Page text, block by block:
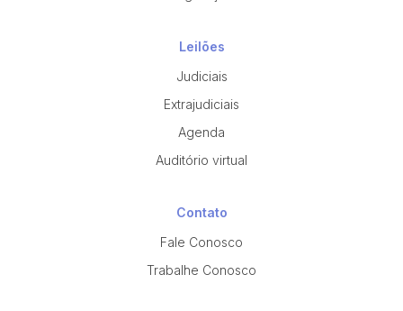
Leilões
Judiciais
Extrajudiciais
Agenda
Auditório virtual
Contato
Fale Conosco
Trabalhe Conosco